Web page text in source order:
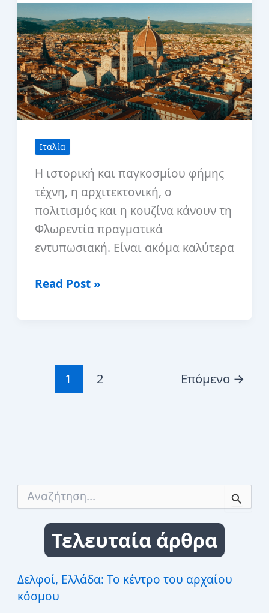
της
Φλωρεντίας
Ιταλία
Η ιστορική και παγκοσμίου φήμης
τέχνη, η αρχιτεκτονική, ο
πολιτισμός και η κουζίνα κάνουν τη
Φλωρεντία πραγματικά
εντυπωσιακή. Είναι ακόμα καλύτερα
Οι
στιγμές
Read Post »
1 2 Επόμενο →
σ
η
γ
Τελευταία άρθρα
Δελφοί, Ελλάδα: Το κέντρο του αρχαίου
κόσμου